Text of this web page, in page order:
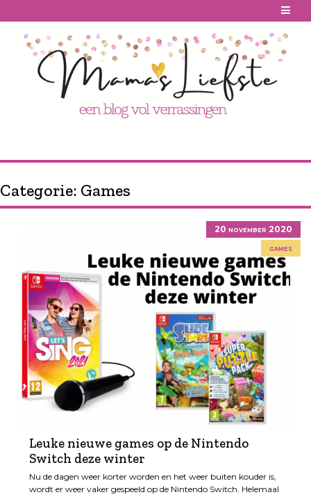
Categorie: Games
20 november 2020
games
Leuke nieuwe games op de Nintendo
Switch deze winter
Nu de dagen weer korter worden en het weer buiten kouder is,
wordt er weer vaker gespeeld op de Nintendo Switch. Helemaal